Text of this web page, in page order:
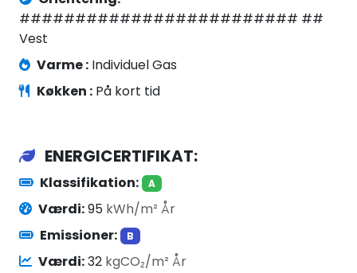
######################### ##
Vest
Varme : Individuel Gas
Køkken : På kort tid
ENERGICERTIFIKAT:
Klassifikation: A
Værdi:95 kWh/m² År
Emissioner:
B
Værdi:32 kgCO₂/m² År